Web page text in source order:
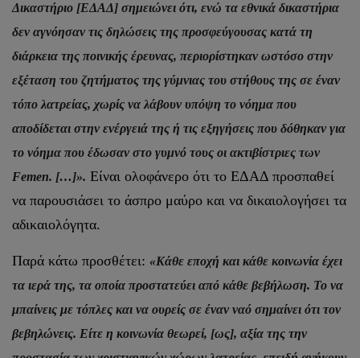
Δικαστήριο [ΕΔΑΔ] σημειώνει ότι, ενώ τα εθνικά δικαστήρια
δεν αγνόησαν τις δηλώσεις της προσφεύγουσας κατά τη
διάρκεια της ποινικής έρευνας, περιορίστηκαν ωστόσο στην
εξέταση του ζητήματος της γύμνιας του στήθους της σε έναν
τόπο λατρείας, χωρίς να λάβουν υπόψη το νόημα που
αποδίδεται στην ενέργειά της ή τις εξηγήσεις που δόθηκαν για
το νόημα που έδωσαν στο γυμνό τους οι ακτιβίστριες των
Femen. […]». Είναι ολοφάνερο ότι το ΕΔΑΔ προσπαθεί
να παρουσιάσει το άσπρο μαύρο και να δικαιολογήσει τα
αδικαιολόγητα.
Παρά κάτω προσθέτει: «Κάθε εποχή και κάθε κοινωνία έχει
τα ιερά της, τα οποία προστατεύει από κάθε βεβήλωση. Το να
μπαίνεις με τόπλες και να ουρείς σε έναν ναό σημαίνει ότι τον
βεβηλώνεις. Είτε η κοινωνία θεωρεί, [ως], αξία της την